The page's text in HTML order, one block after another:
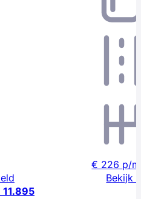
11.895
€ 226 p/m
Bekijk